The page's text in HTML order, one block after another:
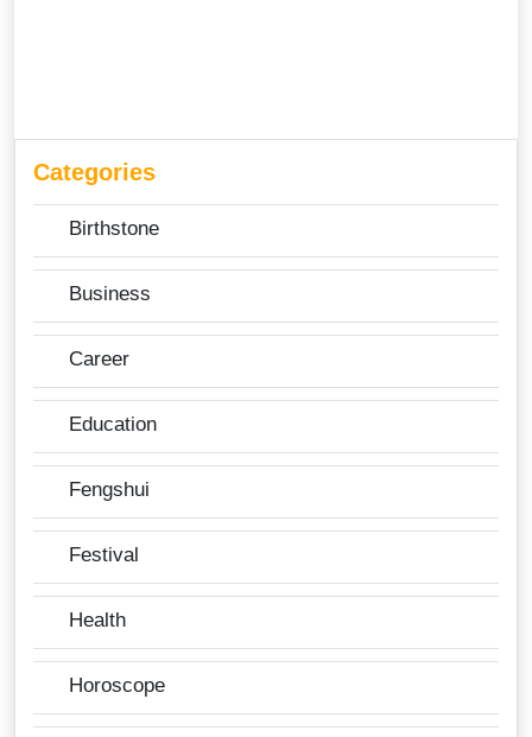
Categories
Birthstone
Business
Career
Education
Fengshui
Festival
Health
Horoscope